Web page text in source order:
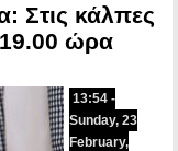
Στις κάλπες
19.00 ώρα
13:54 -
Sunday, 23
February,